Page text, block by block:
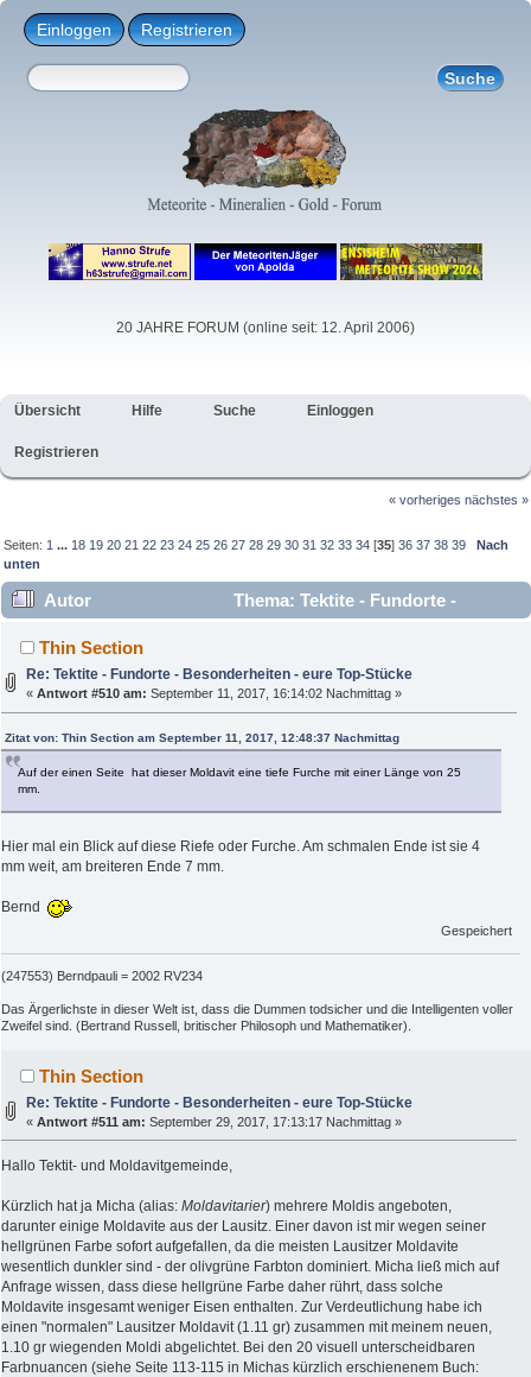
Einloggen Registrieren
20 JAHRE FORUM (online seit: 12. April 2006)
Übersicht Hilfe Suche Einloggen
Registrieren
« vorheriges nächstes »
Seiten: 1 ... 18 19 20 21 22 23 24 25 26 27 28 29 30 31 32 33 34 [35]36 37 38 39
Nach
unten
Autor
Thema: Tektite - Fundorte -
Besonderheiten - eure Top-Stücke (Gelesen 271347 mal)
Thin Section
Re: Tektite - Fundorte - Besonderheiten - eure Top-Stücke
«Antwort #510 am: September 11, 2017, 16:14:02 Nachmittag »
Zitat von: Thin Section am September 11, 2017, 12:48:37 Nachmittag
Auf der einen Seite hat dieser Moldavit eine tiefe Furche mit einer Länge von 25
mm.
Hier mal ein Blick auf diese Riefe oder Furche. Am schmalen Ende ist sie 4
mm weit, am breiteren Ende 7 mm.
Bernd
Gespeichert
(247553) Berndpauli = 2002 RV234
Das Ärgerlichste in dieser Welt ist, dass die Dummen todsicher und die Intelligenten voller
Zweifel sind. (Bertrand Russell, britischer Philosoph und Mathematiker).
Thin Section
Re: Tektite - Fundorte - Besonderheiten - eure Top-Stücke
«Antwort #511 am: September 29, 2017, 17:13:17 Nachmittag »
Hallo Tektit- und Moldavitgemeinde,
Kürzlich hat ja Micha (alias: Moldavitarier) mehrere Moldis angeboten,
darunter einige Moldavite aus der Lausitz. Einer davon ist mir wegen seiner
hellgrünen Farbe sofort aufgefallen, da die meisten Lausitzer Moldavite
wesentlich dunkler sind - der olivgrüne Farbton dominiert. Micha ließ mich auf
Anfrage wissen, dass diese hellgrüne Farbe daher rührt, dass solche
Moldavite insgesamt weniger Eisen enthalten. Zur Verdeutlichung habe ich
einen "normalen" Lausitzer Moldavit (1.11 gr) zusammen mit meinem neuen,
1.10 gr wiegenden Moldi abgelichtet. Bei den 20 visuell unterscheidbaren
Farbnuancen (siehe Seite 113-115 in Michas kürzlich erschienenem Buch: